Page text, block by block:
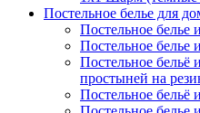
Постельное белье для
Постельное белье
Постельное белье
Постельное бельё
простыней на
Постельное бельё